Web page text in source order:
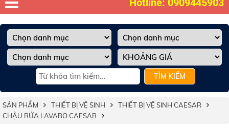
Hotline: 0909445903
TÌM KIẾM
SẢN PHẨM THIẾT BỊ VỆ SINH
THIẾT BỊ VỆ SINH CAESAR
CHẬU RỬA LAVABO CAESAR